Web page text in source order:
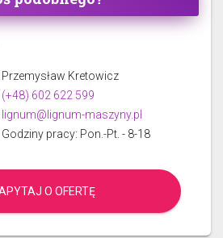
Przemysław Kretowicz
(+48) 602 622 599
lignum@lignum-maszyny.pl
Godziny pracy: Pon.-Pt. - 8-18
O OFERTĘ